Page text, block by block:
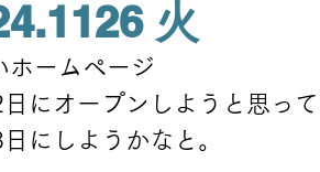
火
ホームページ
にオープンしようと思っ
にしようかなと。